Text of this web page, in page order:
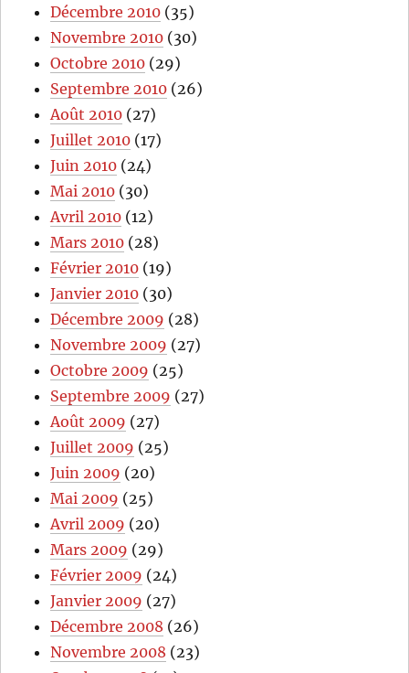
Décembre 2010 (35)
Novembre 2010 (30)
Octobre 2010 (29)
Septembre 2010 (26)
Août 2010 (27)
Juillet 2010 (17)
Juin 2010 (24)
Mai 2010 (30)
Avril 2010 (12)
Mars 2010 (28)
Février 2010 (19)
Janvier 2010 (30)
Décembre 2009 (28)
Novembre 2009 (27)
Octobre 2009 (25)
Septembre 2009 (27)
Août 2009 (27)
Juillet 2009 (25)
Juin 2009 (20)
Mai 2009 (25)
Avril 2009 (20)
Mars 2009 (29)
Février 2009 (24)
Janvier 2009 (27)
Décembre 2008 (26)
Novembre 2008 (23)